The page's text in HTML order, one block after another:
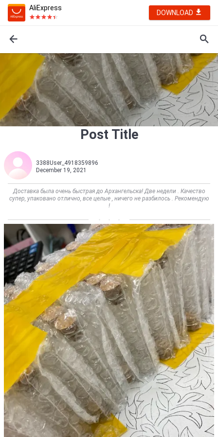
AliExpress
DOWNLOAD
Post Title
3388User_4918359896
December 19, 2021
Доставка была очень быстрая до Архангельска! Две недели . Качество
супер, упаковано отлично, все целые , ничего не разбилось . Рекомендую
!